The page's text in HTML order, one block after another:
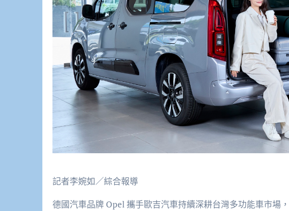
記者李婉如／綜合報導
德國汽車品牌 Opel攜手歐吉汽車持續深耕台灣多功能車市場，